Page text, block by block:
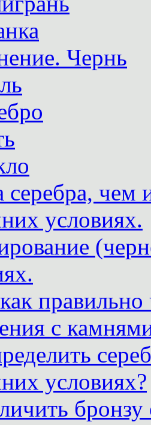
Чернь
серебра, чем
условиях.
с
условиях?